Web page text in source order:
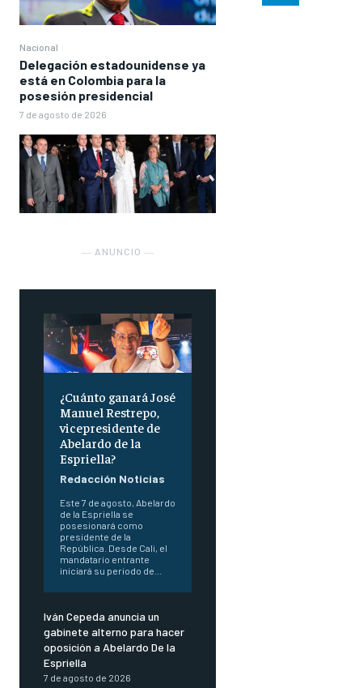
Nacional
Delegación estadounidense ya
está en Colombia para la
posesión presidencial
7 de agosto de 2026
― ANUNCIO ―
¿Cuánto ganará José
Manuel Restrepo,
vicepresidente de
Abelardo de la
Espriella?
Redacción Noticias
Este 7 de agosto, Abelardo
de la Espriella se
posesionará como
presidente de la
República. Desde Cali, el
mandatario entrante
iniciará su periodo de...
Iván Cepeda anuncia un
gabinete alterno para hacer
oposición a Abelardo De la
Espriella
7 de agosto de 2026